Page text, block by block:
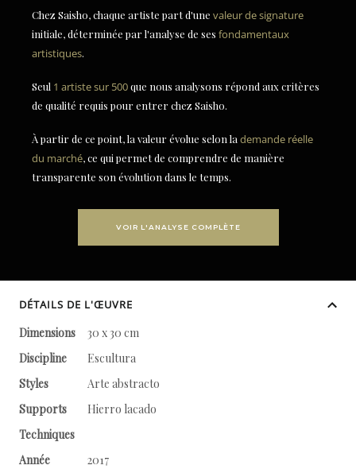
Chez Saisho, chaque artiste part d'une valeur de signature
initiale, déterminée par l'analyse de ses fondamentaux
artistiques.
Seul 1 artiste sur 500que nous analysons répond aux critères
de qualité requis pour entrer chez Saisho.
À partir de ce point, la valeur évolue selon la demande réelle
du marché, ce qui permet de comprendre de manière
transparente son évolution dans le temps.
VOIR L'ANALYSE COMPLÈTE
DÉTAILS DE L'ŒUVRE
Dimensions
30 x 30 cm
Discipline
Escultura
Styles
Arte abstracto
Supports
Hierro lacado
Techniques
Année
2017